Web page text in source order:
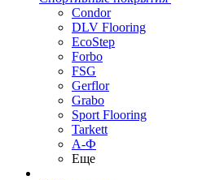
Condor
DLV Flooring
EcoStep
Forbo
FSG
Gerflor
Grabo
Sport Flooring
Tarkett
А-Ф
Еще